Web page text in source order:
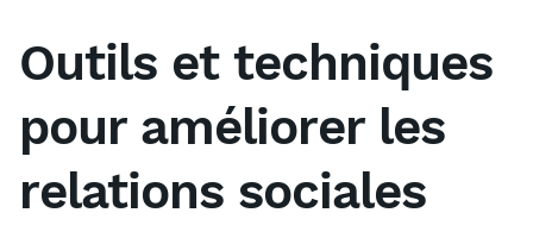
Outils et techniques
pour améliorer les
relations sociales